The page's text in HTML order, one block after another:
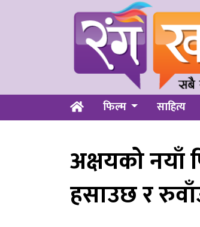
फिल्म साहित्य
अक्षयको नयाँ
हसाउछ र